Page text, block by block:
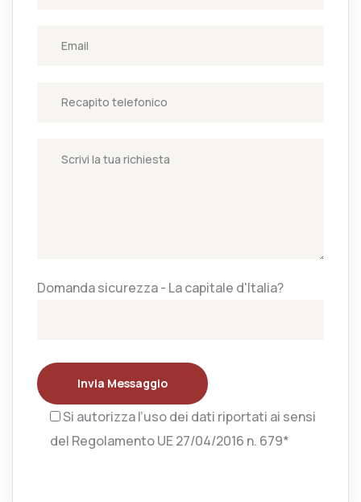
Domanda sicurezza - La capitale d'Italia?
Invia Messaggio
Si autorizza l’uso dei dati riportati ai sensi
del Regolamento UE 27/04/2016 n. 679*